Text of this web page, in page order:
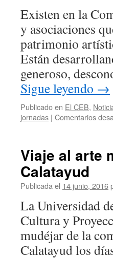
Existen en la
y asociaciones
patrimonio
Están
generoso,
Sigue leyendo →
Publicado en El CEB,
jornadas | Comentarios
Viaje al arte
Calatayud
Publicada el 14 junio, 2016
La Universidad
Cultura y
mudéjar de la
Calatayud los